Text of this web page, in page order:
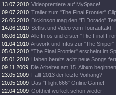
13.07.2010: Videopremiere auf MySpace!
09.07.2010: Trailer zum "The Final Frontier"
26.06.2010: Dickinson mag den "El Dorado"
14.06.2010: Setlist und Video vom Tourauftakt.
08.06.2010: Alle Infos und erster "The Final
01.04.2010: Artwork und Infos zur "The Sniper"
05.03.2010: "The Final Frontier" erscheint im
05.01.2010: Haben bereits acht neue Songs
09.11.2009: Die Arbeiten am 15. Album
23.05.2009: Fällt 2013 der letzte Vorhang?
20.05.2009: Das "Flight 666" Online Game!
22.04.2009: Gottheit werkelt schon wieder!